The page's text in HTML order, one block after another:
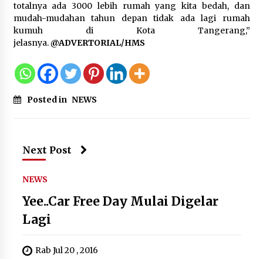
Polres Cilegon Gelar Apel
Kesiapsiagaan Hadapi Ancaman
Kebakaran Akibat Fenomena El Niño
Pemkot Cilegon Sampaikan
Dorong Reintegrasi Sosial
Berlandaskan Nilai Kebangsaan
totalnya ada 3000 lebih rumah yang kita bedah, dan
mudah-mudahan tahun depan tidak ada lagi rumah
kumuh di Kota Tangerang,”
jelasnya.@ADVERTORIAL/HMS
Posted in NEWS
Next Post
NEWS
Yee..Car Free Day Mulai Digelar
Lagi
Rab Jul 20 , 2016